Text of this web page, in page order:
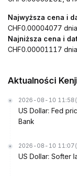
Najwyższa cena i
CHF0.00004077
Najniższa cena i
CHF0.00001117
Aktualności
2026-08-10 11:58
US Dollar: Fed
Bank
2026-08-10 11:07
US Dollar: Softer